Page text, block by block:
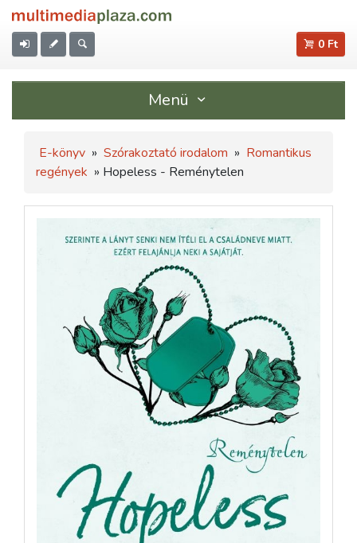
0 Ft
Menü
E-könyv » Szórakoztató irodalom » Romantikus
regények » Hopeless - Reménytelen